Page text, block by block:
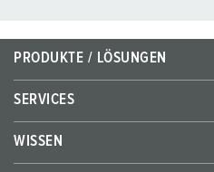
PRODUKTE / LÖSUNGEN
SERVICES
WISSEN